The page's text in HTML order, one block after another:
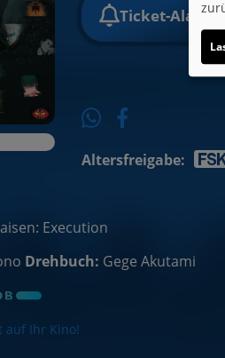
Ticket-Alarm
Altersfreigabe:
Execution
Drehbuch: Gege Akutami
auf Ihr Kino!